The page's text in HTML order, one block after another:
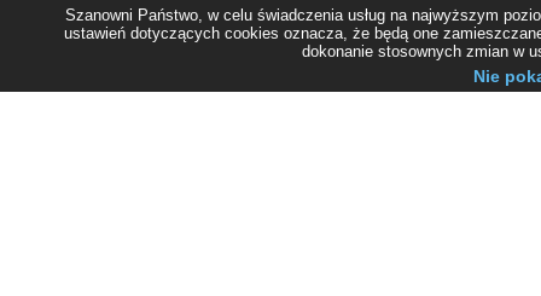
Szanowni Państwo, w celu świadczenia usług na najwyższym
ustawień dotyczących cookies oznacza, że będą one
dokonanie stosownych zmian w
Nie